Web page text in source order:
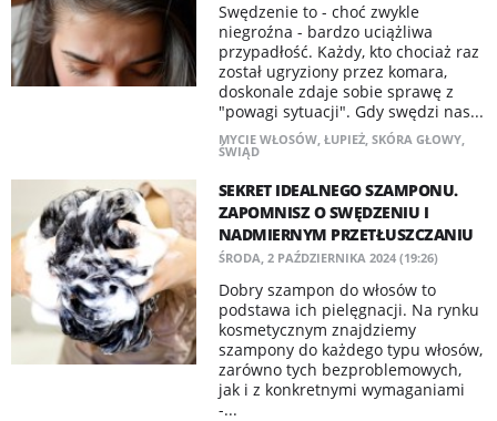
Swędzenie to - choć zwykle
niegroźna - bardzo uciążliwa
przypadłość. Każdy, kto chociaż raz
został ugryziony przez komara,
doskonale zdaje sobie sprawę z
"powagi sytuacji". Gdy swędzi nas...
MYCIE WŁOSÓW, ŁUPIEŻ, SKÓRA GŁOWY,
ŚWIĄD
SEKRET IDEALNEGO SZAMPONU.
ZAPOMNISZ O SWĘDZENIU I
NADMIERNYM PRZETŁUSZCZANIU
ŚRODA, 2 PAŹDZIERNIKA 2024 (19:26)
Dobry szampon do włosów to
podstawa ich pielęgnacji. Na rynku
kosmetycznym znajdziemy
szampony do każdego typu włosów,
zarówno tych bezproblemowych,
jak i z konkretnymi wymaganiami
-...